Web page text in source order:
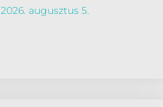
2026. augusztus 5.